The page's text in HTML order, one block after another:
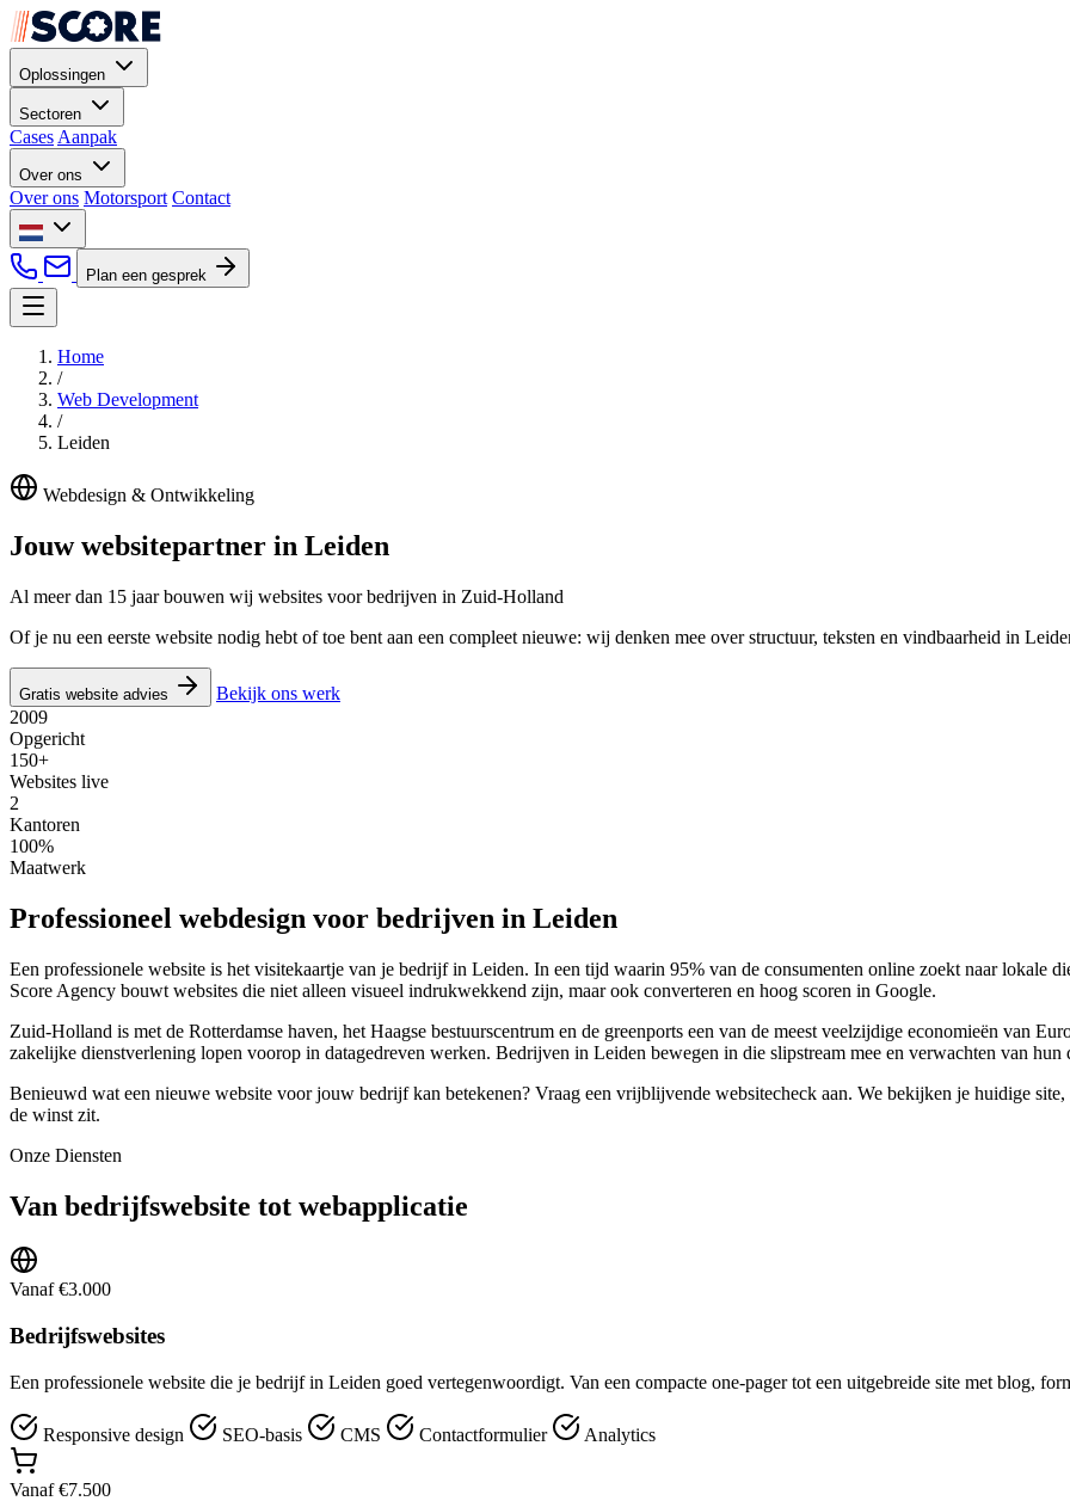
Oplossingen
Sectoren
Cases Aanpak
Over ons
Over ons Motorsport Contact
Plan een gesprek
Home
/
Web Development
/
Leiden
Webdesign & Ontwikkeling
Jouw websitepartner in Leiden
Al meer dan 15 jaar bouwen wij websites voor bedrijven in Zuid-Holland
Of je nu een eerste website nodig hebt of toe bent aan een compleet nieuwe: wij denken mee over structuur, teksten en vindbaarheid in
Gratis website advies
Bekijk ons werk
2009
Opgericht
150+
Websites live
2
Kantoren
100%
Maatwerk
Professioneel webdesign voor bedrijven in Leiden
Een professionele website is het visitekaartje van je bedrijf in Leiden. In een tijd waarin 95% van de consumenten online zoekt naar lokale
Score Agency bouwt websites die niet alleen visueel indrukwekkend zijn, maar ook converteren en hoog scoren in Google.
Zuid-Holland is met de Rotterdamse haven, het Haagse bestuurscentrum en de greenports een van de meest veelzijdige economieën van
zakelijke dienstverlening lopen voorop in datagedreven werken. Bedrijven in Leiden bewegen in die slipstream mee en verwachten van hun
Benieuwd wat een nieuwe website voor jouw bedrijf kan betekenen? Vraag een vrijblijvende websitecheck aan. We bekijken je huidige
de winst zit.
Onze Diensten
Van bedrijfswebsite tot webapplicatie
Vanaf €3.000
Bedrijfswebsites
Een professionele website die je bedrijf in Leiden goed vertegenwoordigt. Van een compacte one-pager tot een uitgebreide site met blog,
Responsive design SEO-basis CMS Contactformulier Analytics
Vanaf €7.500